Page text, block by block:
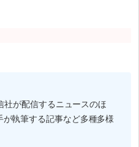
社が配信するニュースのほ
執筆する記事など多種多様